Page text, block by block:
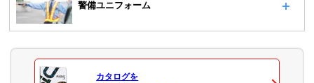
警備ユニフォーム
カタログを